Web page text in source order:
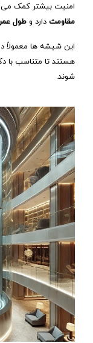
امنیت بیشتر کمک می
مقاومت دارد و طول عمر
این شیشه ‌ها معمولاً
هستند تا متناسب با
شوند.